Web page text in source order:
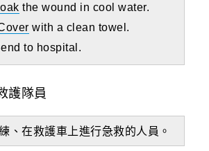
the wound in cool water.
with a clean towel.
to hospital.
護隊員
、在救護車上進行急救的人員。